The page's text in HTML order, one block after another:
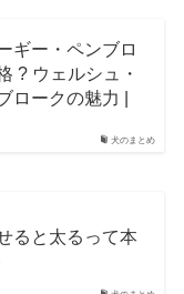
犬のまとめ
ギー・ペンブロ
? ウェルシュ・
ロークの魅力 |
ると太るって本